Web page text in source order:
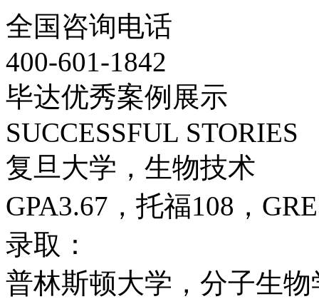
全国咨询电话
400-601-1842
毕达优秀案例展示
SUCCESSFUL STORIES
复旦大学，生物技术
GPA3.67，托福108，
录取：
普林斯顿大学，分子生